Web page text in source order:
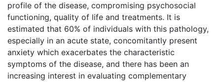
profile of the disease, compromising psychosocial
functioning, quality of life and treatments. It is
estimated that 60% of individuals with this pathology,
especially in an acute state, concomitantly present
anxiety which exacerbates the characteristic
symptoms of the disease, and there has been an
increasing interest in evaluating complementary